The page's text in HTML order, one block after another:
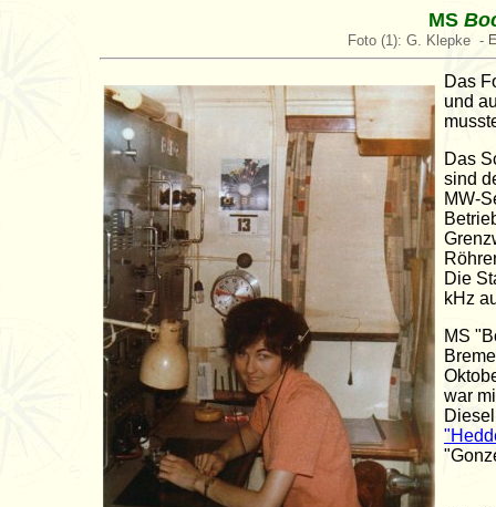
MS
Foto (1): G. Klepke -
Das
und
Das
sind
MW-
Die
kHz
MS
war